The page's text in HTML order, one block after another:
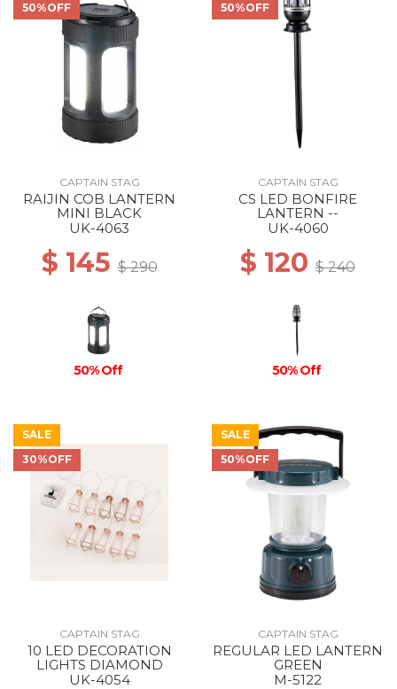
50%OFF
CAPTAIN STAG
RAIJIN COB LANTERN
MINI BLACK
UK-4063
$ 145$ 290
50% Off
50%OFF
CAPTAIN STAG
CS LED BONFIRE
LANTERN --
UK-4060
$ 120 $ 240
50% Off
SALE
30%OFF
CAPTAIN STAG
10 LED DECORATION
LIGHTS DIAMOND
UK-4054
SALE
50%OFF
CAPTAIN STAG
REGULAR LED LANTERN
GREEN
M-5122